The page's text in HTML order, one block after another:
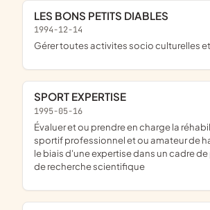
LES BONS PETITS DIABLES
1994-12-14
gérer toutes activites socio culturelles
SPORT EXPERTISE
1995-05-16
évaluer et ou prendre en charge la réhabilitation de tout
sportif professionnel et ou amateur de
le biais d'une expertise dans un cadre
de recherche scientifique